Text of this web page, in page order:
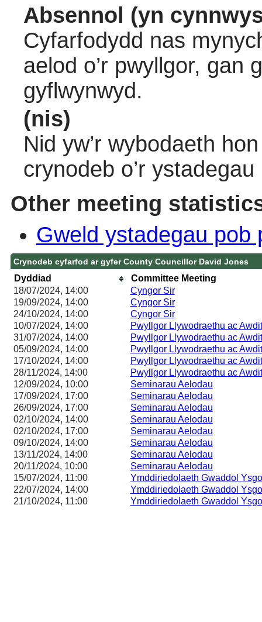
Absennol (yn
Cyfarfodydd nas
aelod o’r pwyllgor, gan
gyflwynwyd.
(nis)
Nid yw’r wybodaeth
crynodeb o’r
Other meeting
Gweld ystadegau pob
Crynodeb cyfarfod ar gyfer County Councillor David Jones
Dyddiad
Committee Meeting
18/07/2024, 14:00
Cyngor Sir
19/09/2024, 14:00 Cyngor Sir
24/10/2024, 14:00 Cyngor Sir
10/07/2024, 14:00
Pwyllgor Llywodraethu ac Awdit
31/07/2024, 14:00
Pwyllgor Llywodraethu ac Awdit
05/09/2024, 14:00
Pwyllgor Llywodraethu ac Awdit
17/10/2024, 14:00
Pwyllgor Llywodraethu ac Awdit
28/11/2024, 14:00
Pwyllgor Llywodraethu ac Awdit
12/09/2024, 10:00
Seminarau Aelodau
17/09/2024, 17:00 Seminarau Aelodau
26/09/2024, 17:00 Seminarau Aelodau
02/10/2024, 14:00 Seminarau Aelodau
02/10/2024, 17:00 Seminarau Aelodau
09/10/2024, 14:00 Seminarau Aelodau
13/11/2024, 14:00 Seminarau Aelodau
20/11/2024, 10:00 Seminarau Aelodau
15/07/2024, 11:00
Ymddiriedolaeth Gwaddol
22/07/2024, 14:00
Ymddiriedolaeth Gwaddol
21/10/2024, 11:00
Ymddiriedolaeth Gwaddol